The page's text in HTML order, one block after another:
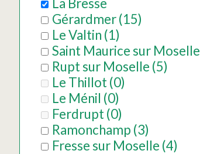
La Bresse
Gérardmer(15)
Le Valtin (1)
Saint Maurice sur Moselle
Rupt sur Moselle (5)
Le Thillot (0)
Le Ménil (0)
Ferdrupt (0)
Ramonchamp (3)
Fresse sur Moselle (4)